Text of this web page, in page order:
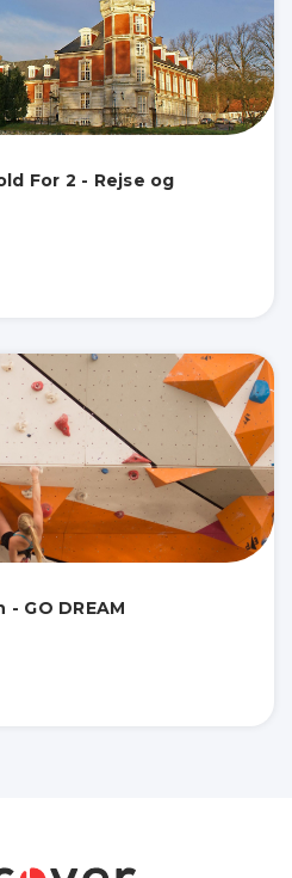
For 2 - Rejse og
GO DREAM